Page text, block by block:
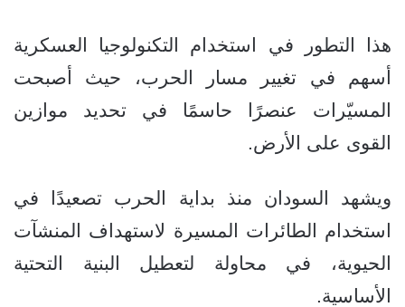
هذا التطور في استخدام التكنولوجيا العسكرية
أسهم في تغيير مسار الحرب، حيث أصبحت
المسيّرات عنصرًا حاسمًا في تحديد موازين
القوى على الأرض.
ويشهد السودان منذ بداية الحرب تصعيدًا في
استخدام الطائرات المسيرة لاستهداف المنشآت
الحيوية، في محاولة لتعطيل البنية التحتية
الأساسية.